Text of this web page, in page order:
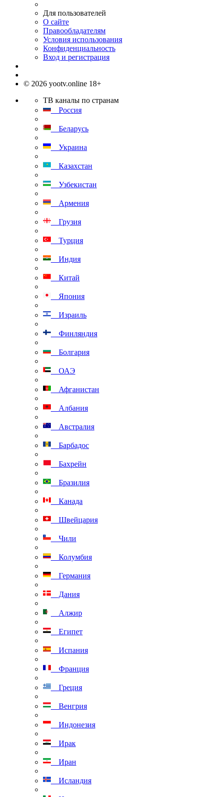
Для пользователей
О сайте
Правообладателям
Условия использования
Конфиденциальность
Вход и регистрация
© 2026 yootv.online 18+
ТВ каналы по странам
Россия
Беларусь
Украина
Казахстан
Узбекистан
Армения
Грузия
Турция
Индия
Китай
Япония
Израиль
Финляндия
Болгария
ОАЭ
Афганистан
Албания
Австралия
Барбадос
Бахрейн
Бразилия
Канада
Швейцария
Чили
Колумбия
Германия
Дания
Алжир
Египет
Испания
Франция
Греция
Венгрия
Индонезия
Ирак
Иран
Исландия